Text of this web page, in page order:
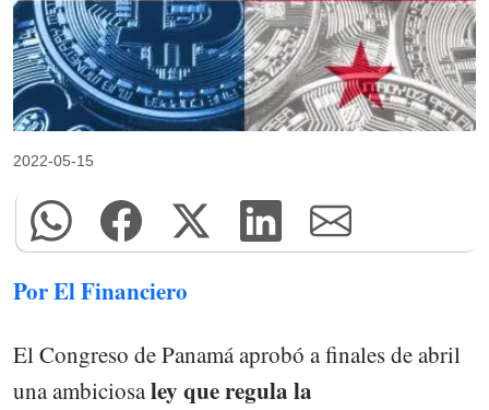
2022-05-15
Por El Financiero
El Congreso de Panamá aprobó a finales de abril
una ambiciosaley que regula la